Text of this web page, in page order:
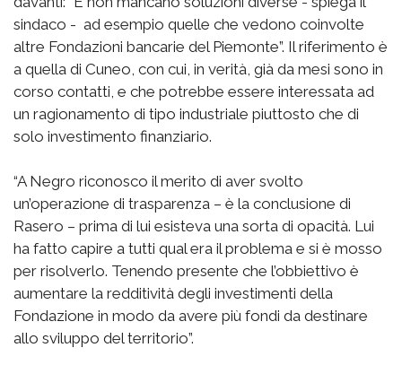
sindaco - ad esempio quelle che vedono coinvolte
altre Fondazioni bancarie del Piemonte”. Il riferimento è
a quella di Cuneo, con cui, in verità, già da mesi sono in
corso contatti, e che potrebbe essere interessata ad
un ragionamento di tipo industriale piuttosto che di
solo investimento finanziario.
“A Negro riconosco il merito di aver svolto
un’operazione di trasparenza – è la conclusione di
Rasero – prima di lui esisteva una sorta di opacità. Lui
ha fatto capire a tutti qual era il problema e si è mosso
per risolverlo. Tenendo presente che l’obbiettivo è
aumentare la redditività degli investimenti della
Fondazione in modo da avere più fondi da destinare
allo sviluppo del territorio”.